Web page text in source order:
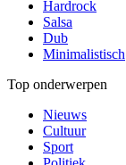
Hardrock
Salsa
Dub
Minimalistisch
Top onderwerpen
Nieuws
Cultuur
Sport